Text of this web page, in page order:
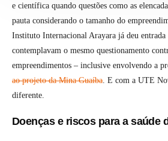
e científica quando questões como as
pauta considerando o tamanho do
Instituto Internacional Arayara já deu entrada
contemplavam o mesmo questionamento
empreendimentos – inclusive envolvendo a
ao projeto da Mina Guaíba . E com a UTE
diferente.
Doenças e riscos para a saúde